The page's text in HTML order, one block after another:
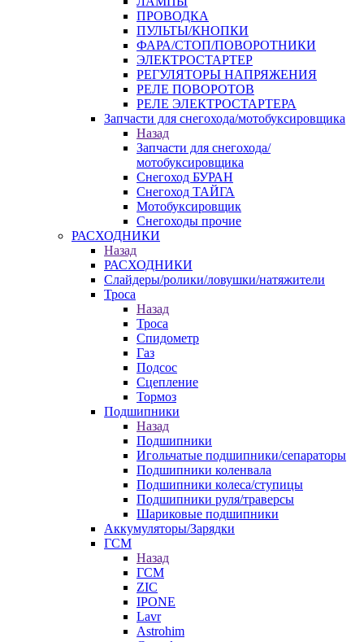
ПРОВОДКА
ПУЛЬТЫ/КНОПКИ
ФАРА/СТОП/ПОВОРОТНИКИ
ЭЛЕКТРОСТАРТЕР
РЕГУЛЯТОРЫ НАПРЯЖЕНИЯ
РЕЛЕ ПОВОРОТОВ
РЕЛЕ ЭЛЕКТРОСТАРТЕРА
Запчасти для снегохода/мотобуксировщика
Назад
Запчасти для снегохода/
мотобуксировщика
Снегоход БУРАН
Снегоход ТАЙГА
Мотобуксировщик
Снегоходы прочие
РАСХОДНИКИ
Назад
РАСХОДНИКИ
Слайдеры/ролики/ловушки/натяжители
Троса
Назад
Троса
Спидометр
Газ
Подсос
Сцепление
Тормоз
Подшипники
Назад
Подшипники
Игольчатые подшипники/сепараторы
Подшипники коленвала
Подшипники колеса/ступицы
Подшипники руля/траверсы
Шариковые подшипники
Аккумуляторы/Зарядки
ГСМ
Назад
ГСМ
ZIC
IPONE
Lavr
Astrohim